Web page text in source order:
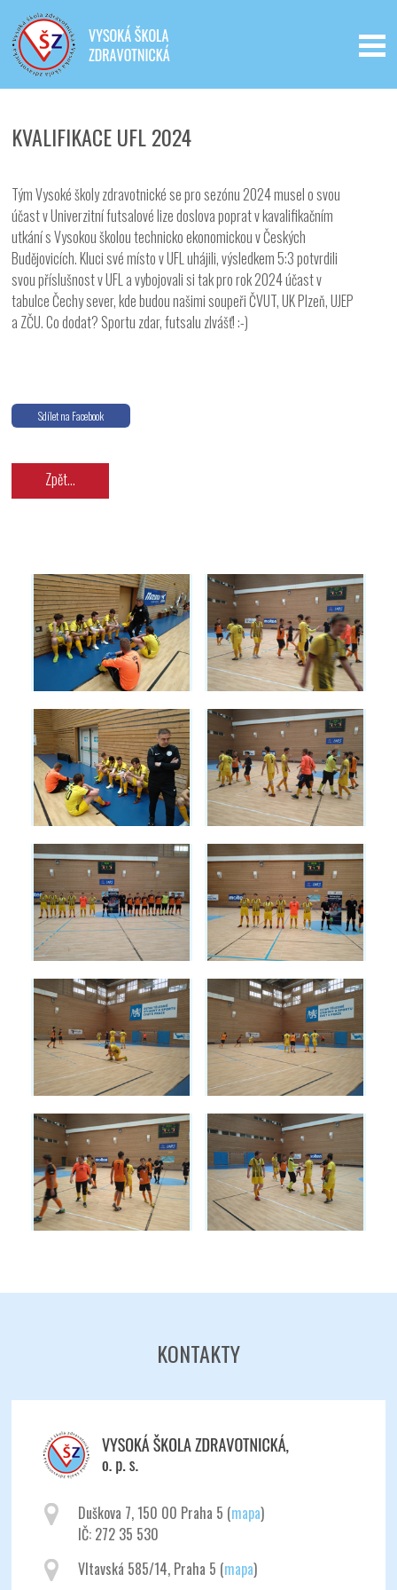
KVALIFIKACE UFL 2024
Tým Vysoké školy zdravotnické se pro sezónu 2024 musel o svou
účast v Univerzitní futsalové lize doslova poprat v kavalifikačním
utkání s Vysokou školou technicko ekonomickou v Českých
Budějovicích. Kluci své místo v UFL uhájili, výsledkem 5:3 potvrdili
svou příslušnost v UFL a vybojovali si tak pro rok 2024 účast v
tabulce Čechy sever, kde budou našimi soupeři ČVUT, UK Plzeň, UJEP
a ZČU. Co dodat? Sportu zdar, futsalu zlvášť! :-)
Sdílet na Facebook
Zpět...
KONTAKTY
Duškova 7, 150 00 Praha 5 (mapa)
IČ: 272 35 530
Vltavská 585/14, Praha 5 (mapa)
Iveta - Vysoká škola zdravotnická,
o.p.s.